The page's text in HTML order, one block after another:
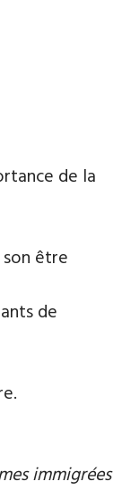
de la
être
de
immigrées